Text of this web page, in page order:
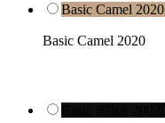
Basic Camel 2020
Basic Camel 2020